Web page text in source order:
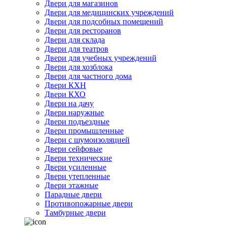
Двери для магазинов
Двери для медицинских учреждений
Двери для подсобных помещений
Двери для ресторанов
Двери для склада
Двери для театров
Двери для учебных учреждений
Двери для хозблока
Двери для частного дома
Двери КХН
Двери КХО
Двери на дачу
Двери наружные
Двери подъездные
Двери промышленные
Двери с шумоизоляцией
Двери сейфовые
Двери технические
Двери усиленные
Двери утепленные
Двери этажные
Парадные двери
Противопожарные двери
Тамбурные двери